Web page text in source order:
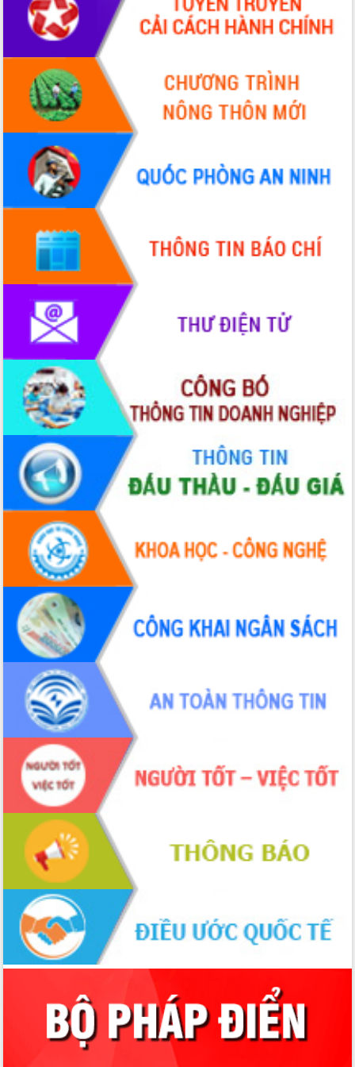
sầu riêng tại Đắk Lắk
Trình diễn nghệ thuật chế biến các
món ăn từ sầu riêng
Đắk Lắk công bố Quy hoạch và xúc
tiến đầu tư tỉnh
Ngành cá ngừ Đắk Lắk chủ động thích
ứng để giữ vững thị trường xuất khẩu
Diễn đàn Kinh tế tư nhân Việt Nam đột
phá cơ chế - Hợp tác công tư
Đề án 06 tạo bước ngoặt đột phá trong
cải cách hành chính tỉnh Đắk Lắk
Kết nối tour, đẩy mạnh chuyển đổi số
để phát triển du lịch Đắk Lắk
Khởi động Dự án Đầu tư xây dựng hạ
tầng kỹ thuật Cụm công nghiệp Tân
Gặp mặt các cơ quan báo chí nhân Kỷ
niệm 101 năm Ngày Báo chí Cách
mạng Việt Nam
Đắk Lắk sơ kết 4 năm triển khai thực
hiện Đề án 06 của Chính phủ
Họp báo thông tin về Hội nghị Công bố
Quy hoạch và Xúc tiến đầu tư tỉnh Đắk
Lắk
Khơi thông điểm nghẽn, đẩy nhanh
giải ngân vốn khắc phục thiên tai
HĐND tỉnh thông qua điều chỉnh Quy
hoạch tỉnh thời kỳ 2021-2030
Hội thảo góp ý hồ sơ điều chỉnh quy
hoạch tỉnh Đắk Lắk thời kỳ 2021-2030,
tầm nhìn đến năm 2050
Nâng cao hiệu quả hoạt động của các
doanh nghiệp nhà nước
Hội nghị triển khai kết nối mạng
truyền số liệu chuyên dùng phục vụ cơ
quan Đảng, Nhà nước
Lễ phát động chuỗi hoạt động chung
tay làm sạch môi trường
Xã Ea Kar bước chuyển mình trong
công tác cải cách hành chính mô hình
mới
UBND tỉnh họp báo định kỳ tháng 4
năm 2026
Hội thảo khoa học “Giải pháp thúc đẩy
phát triển nền kinh tế xanh tại tỉnh
Đắk Lắk”
Tăng cường giám sát, đôn đốc thực
hiện nhiệm vụ quản lý tài sản công
hàng tuần
Tháo gỡ những vướng mắc, đẩy mạnh
công tác cải cách thủ tục hành chính
tại Trung tâm Phục vụ hành chính
công tỉnh
Đắk Lắk: Tôn vinh 46 giải pháp tại Hội
thi Sáng tạo Kỹ thuật 2024 - 2025
Đắk Lắk rà soát, điều chỉnh Đề án 190
Phó Chủ tịch UBND tỉnh Đắk Lắk
Trương Công Thái kiểm tra thực địa
Dự án cao tốc Khánh Hòa - Buôn Ma